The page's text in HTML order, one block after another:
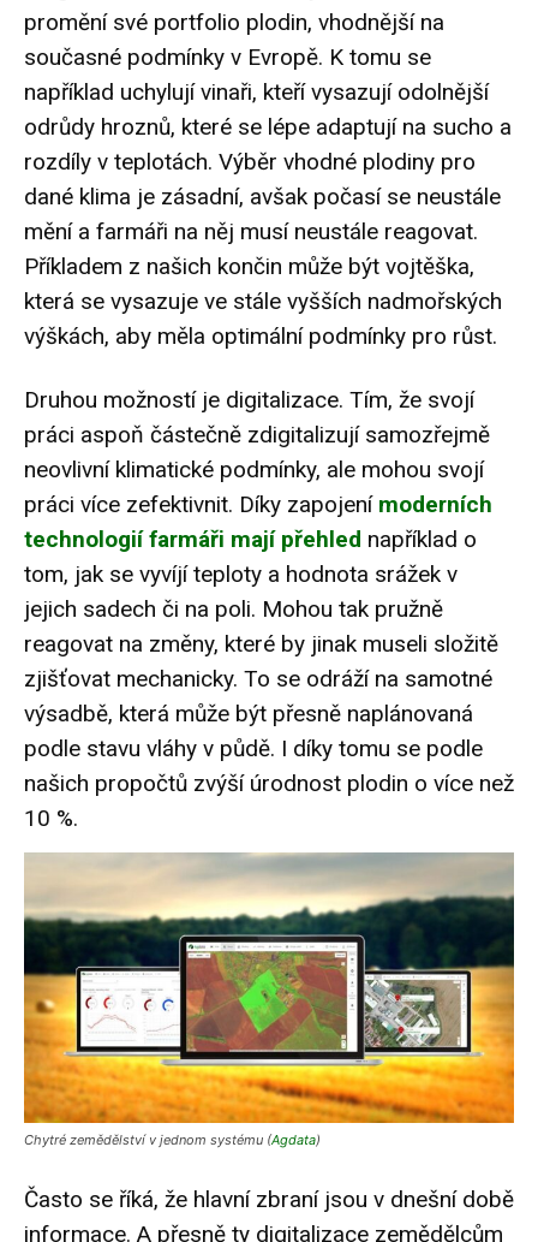
promění své portfolio plodin, vhodnější na
současné podmínky v Evropě. K tomu se
například uchylují vinaři, kteří vysazují odolnější
odrůdy hroznů, které se lépe adaptují na sucho a
rozdíly v teplotách. Výběr vhodné plodiny pro
dané klima je zásadní, avšak počasí se neustále
mění a farmáři na něj musí neustále reagovat.
Příkladem z našich končin může být vojtěška,
která se vysazuje ve stále vyšších nadmořských
výškách, aby měla optimální podmínky pro růst.
Druhou možností je digitalizace. Tím, že svojí
práci aspoň částečně zdigitalizují samozřejmě
neovlivní klimatické podmínky, ale mohou svojí
práci více zefektivnit. Díky zapojení moderních
technologií farmáři mají přehled například o
tom, jak se vyvíjí teploty a hodnota srážek v
jejich sadech či na poli. Mohou tak pružně
reagovat na změny, které by jinak museli složitě
zjišťovat mechanicky. To se odráží na samotné
výsadbě, která může být přesně naplánovaná
podle stavu vláhy v půdě. I díky tomu se podle
našich propočtů zvýší úrodnost plodin o více než
10 %.
Chytré zemědělství v jednom systému (Agdata)
Často se říká, že hlavní zbraní jsou v dnešní době
informace. A přesně ty digitalizace zemědělcům